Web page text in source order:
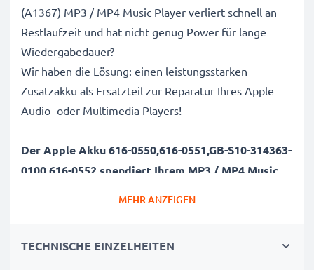
(A1367) MP3 / MP4 Music Player verliert schnell an
Restlaufzeit und hat nicht genug Power für lange
Wiedergabedauer?
Wir haben die Lösung: einen leistungsstarken
Zusatzakku als Ersatzteil zur Reparatur Ihres Apple
Audio- oder Multimedia Players!
Der Apple Akku 616-0550,616-0551,GB-S10-314363-
0100,616-0552 spendiert Ihrem MP3 / MP4 Music
stundenlanger Musikuntermalung endlich wieder
MEHR ANZEIGEN
TECHNISCHE EINZELHEITEN